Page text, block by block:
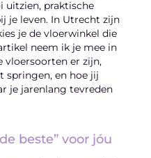
uitzien, praktische
je leven. In Utrecht zijn
je de vloerwinkel die
neem ik je mee in
vloersoorten er zijn,
springen, en hoe jij
je jarenlang tevreden
beste” voor jóu